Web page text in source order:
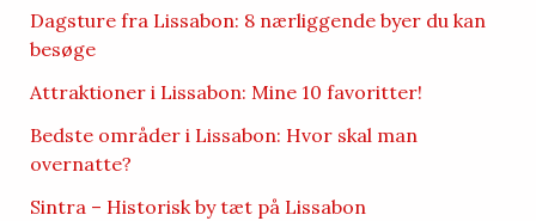
Dagsture fra Lissabon: 8 nærliggende byer du kan
besøge
Attraktioner i Lissabon: Mine 10 favoritter!
Bedste områder i Lissabon: Hvor skal man
overnatte?
Sintra – Historisk by tæt på Lissabon